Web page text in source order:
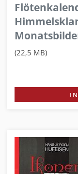
(22,5 MB)